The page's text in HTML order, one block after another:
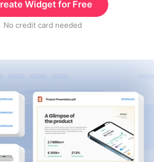
Widget for Free
No credit card needed